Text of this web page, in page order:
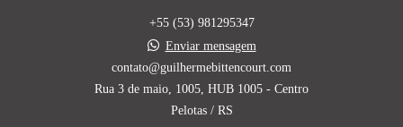
+55 (53) 981295347
Enviar mensagem
contato@guilhermebittencourt.com
Rua 3 de maio, 1005, HUB 1005 - Centro
Pelotas / RS